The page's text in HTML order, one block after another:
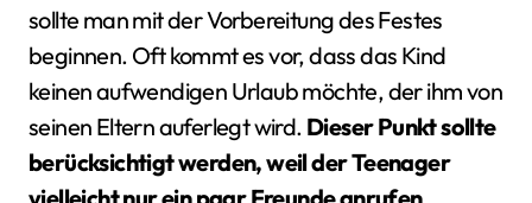
sollte man mit der Vorbereitung des Festes
beginnen. Oft kommt es vor, dass das Kind
keinen aufwendigen Urlaub möchte, der ihm von
seinen Eltern auferlegt wird. Dieser Punkt sollte
berücksichtigt werden, weil der Teenager